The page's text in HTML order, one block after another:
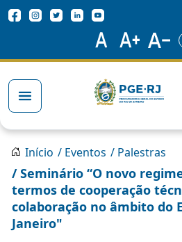
Pular para o conteúdo principal
Trilha de navegação
Início / Eventos / Palestras
/ Seminário “O novo
termos de cooperação
colaboração no âmbito do
Janeiro"